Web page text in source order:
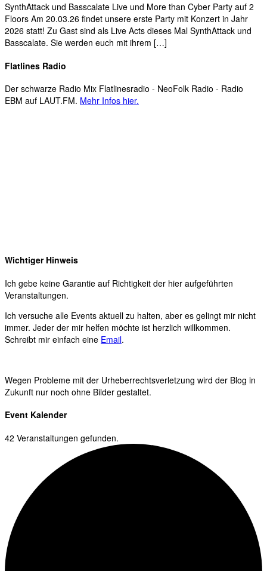
SynthAttack und Basscalate Live und More than Cyber Party auf 2
Floors Am 20.03.26 findet unsere erste Party mit Konzert in Jahr
2026 statt! Zu Gast sind als Live Acts dieses Mal SynthAttack und
Basscalate. Sie werden euch mit ihrem […]
Flatlines Radio
Der schwarze Radio Mix Flatlinesradio - NeoFolk Radio - Radio
EBM auf LAUT.FM. Mehr Infos hier.
Wichtiger Hinweis
Ich gebe keine Garantie auf Richtigkeit der hier aufgeführten
Veranstaltungen.
Ich versuche alle Events aktuell zu halten, aber es gelingt mir nicht
immer. Jeder der mir helfen möchte ist herzlich willkommen.
Schreibt mir einfach eine Email.
Wegen Probleme mit der Urheberrechtsverletzung wird der Blog in
Zukunft nur noch ohne Bilder gestaltet.
Event Kalender
42 Veranstaltungen gefunden.